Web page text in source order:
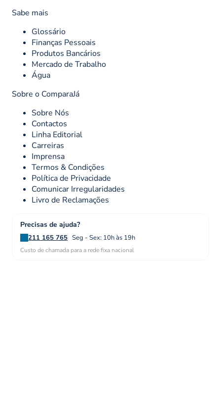
Sabe mais
Glossário
Finanças Pessoais
Produtos Bancários
Mercado de Trabalho
Água
Sobre o ComparaJá
Sobre Nós
Contactos
Linha Editorial
Carreiras
Imprensa
Termos & Condições
Política de Privacidade
Comunicar Irregularidades
Livro de Reclamações
Precisas de ajuda?
211 165 765 Seg - Sex: 10h às 19h
Custo de chamada para a rede fixa nacional